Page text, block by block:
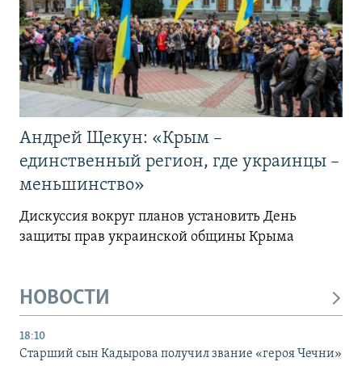
Андрей Щекун: «Крым –
единственный регион, где украинцы –
меньшинство»
Дискуссия вокруг планов установить День
защиты прав украинской общины Крыма
НОВОСТИ
18:10
Старший сын Кадырова получил звание «героя Чечни»